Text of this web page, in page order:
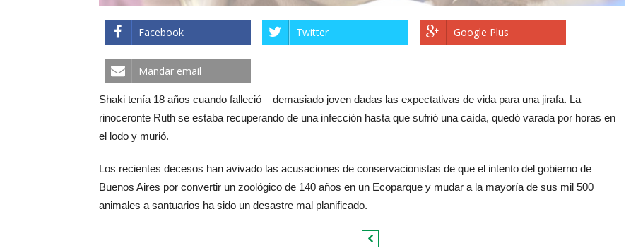
Facebook Twitter Google Plus
Mandar email
Shaki tenía 18 años cuando falleció – demasiado joven dadas las expectativas de vida para una jirafa. La
rinoceronte Ruth se estaba recuperando de una infección hasta que sufrió una caída, quedó varada por horas en
el lodo y murió.
Los recientes decesos han avivado las acusaciones de conservacionistas de que el intento del gobierno de
Buenos Aires por convertir un zoológico de 140 años en un Ecoparque y mudar a la mayoría de sus mil 500
animales a santuarios ha sido un desastre mal planificado.